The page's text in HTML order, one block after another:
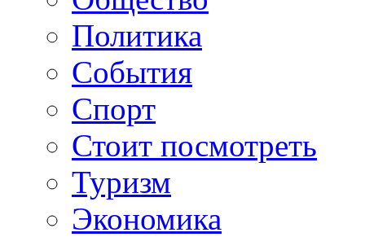
Политика
События
Спорт
Стоит посмотреть
Туризм
Экономика